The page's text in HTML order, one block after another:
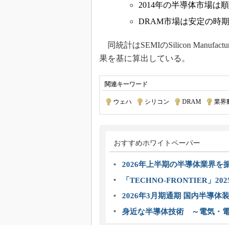
2014年の半導体市場は
DRAM市場は安定の時
同統計はSEMIのSilicon
果を基に算出している。
関連キーワード
ウェハ シリコン DRAM 業界
おすすめホワイトペーパー
2026年上半期の半導体業界
「TECHNO-FRONTIER」
2026年3月期通期 国内半導体
身近な半導体技術 ～電気・